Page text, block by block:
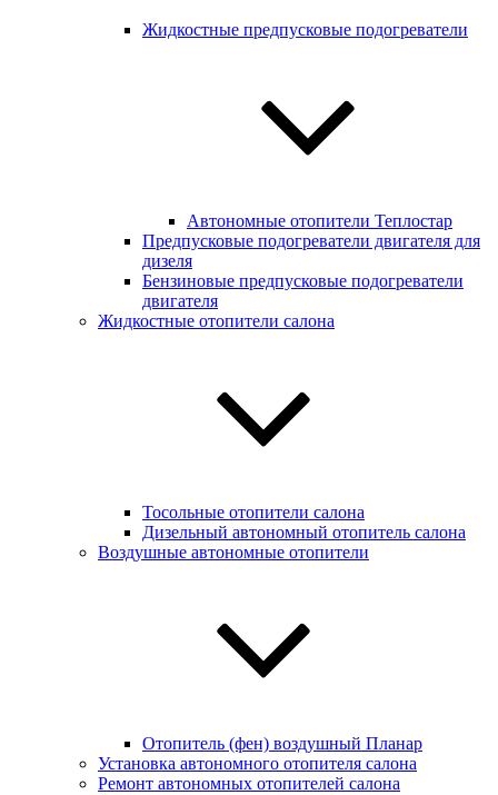
Жидкостные предпусковые подогреватели
Автономные отопители Теплостар
Предпусковые подогреватели двигателя для
дизеля
Бензиновые предпусковые подогреватели
двигателя
Жидкостные отопители салона
Тосольные отопители салона
Дизельный автономный отопитель салона
Воздушные автономные отопители
Отопитель (фен) воздушный Планар
Установка автономного отопителя салона
Ремонт автономных отопителей салона